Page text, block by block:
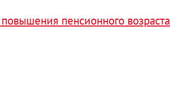
пенсионного возраста